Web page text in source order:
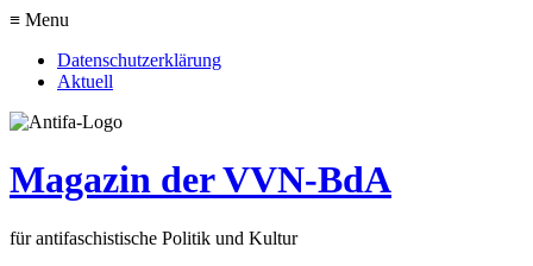
≡ Menu
Datenschutzerklärung
Aktuell
Magazin der VVN-BdA
für antifaschistische Politik und Kultur